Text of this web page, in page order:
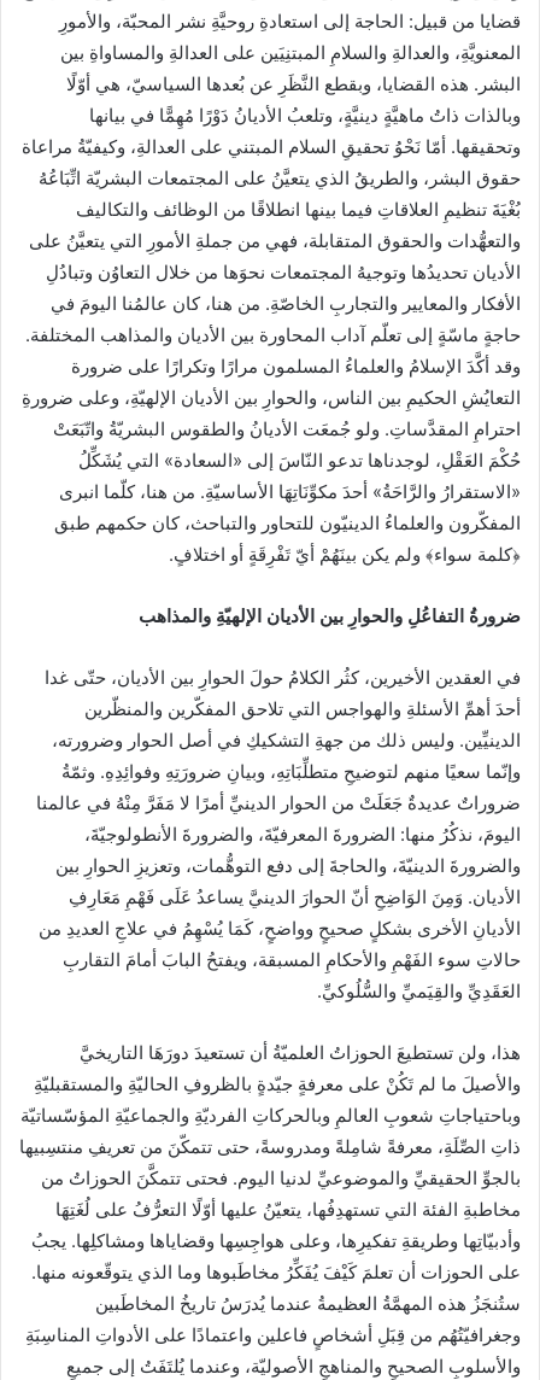
قضايا من قبيل: الحاجة إلى استعادةِ روحيَّةِ نشر المحبّة، والأمورِ
المعنويَّةِ، والعدالةِ والسلامِ المبتنِيَين على العدالةِ والمساواةِ بين
البشر. هذه القضايا، وبقطع النَّظَرِ عن بُعدها السياسيّ، هي أوّلًا
وبالذات ذاتُ ماهيَّةٍ دينيَّةٍ، وتلعبُ الأديانُ دَوْرًا مُهِمًّا في بيانها
وتحقيقها. أمّا نَحْوُ تحقيقِ السلام المبتني على العدالةِ، وكيفيّةُ مراعاة
حقوق البشر، والطريقُ الذي يتعيَّنُ على المجتمعات البشريّة اتِّبَاعُهُ
بُغْيَةَ تنظيمِ العلاقاتِ فيما بينها انطلاقًا من الوظائف والتكاليف
والتعهُّدات والحقوق المتقابلة، فهي من جملةِ الأمورِ التي يتعيَّنُ على
الأديان تحديدُها وتوجيهُ المجتمعات نحوَها من خلال التعاوُن وتبادُلِ
الأفكار والمعايير والتجاربِ الخاصّةِ. من هنا، كان عالمُنا اليومَ في
حاجةٍ ماسّةٍ إلى تعلّم آداب المحاورة بين الأديان والمذاهب المختلفة.
وقد أكَّدَ الإسلامُ والعلماءُ المسلمون مرارًا وتكرارًا على ضرورة
التعايُشِ الحكيمِ بين الناس، والحوارِ بين الأديان الإلهيّةِ، وعلى ضرورةِ
احترامِ المقدَّساتِ. ولو جُمعَت الأديانُ والطقوس البشريّةُ واتّبَعَتْ
حُكْمَ العَقْلِ، لوجدناها تدعو النّاسَ إلى «السعادة» التي يُشَكِّلُ
«الاستقرارُ والرَّاحَةُ» أحدَ مكوِّنَاتِهَا الأساسيّةِ. من هنا، كلّما انبرى
المفكّرون والعلماءُ الدينيّون للتحاور والتباحث، كان حكمهم طبق
﴿كلمة سواء﴾ ولم يكن بينَهُمْ أيّ تَفْرِقَةٍ أو اختلافٍ.
ضرورةُ التفاعُلِ والحوارِ بين الأديان الإلهيّةِ والمذاهب
في العقدين الأخيرين، كثُر الكلامُ حولَ الحوارِ بين الأديان، حتّى غدا
أحدَ أهمِّ الأسئلةِ والهواجس التي تلاحق المفكّرين والمنظّرين
الدينيِّين. وليس ذلك من جهةِ التشكيكِ في أصل الحوار وضرورته،
وإنّما سعيًا منهم لتوضيحِ متطلِّبَاتِهِ، وبيانِ ضرورَتِهِ وفوائِدِهِ. وثمّةُ
ضروراتٌ عديدةٌ جَعَلَتْ من الحوار الدينيِّ أمرًا لا مَفَرَّ مِنْهُ في عالمنا
اليومَ، نذكُرُ منها: الضرورةَ المعرفيّةَ، والضرورةَ الأنطولوجيّةَ،
والضرورةَ الدينيّةَ، والحاجةَ إلى دفع التوهُّمات، وتعزيزِ الحوارِ بين
الأديان. وَمِنَ الوَاضِحِ أنّ الحوارَ الدينيَّ يساعدُ عَلَى فَهْمِ مَعَارِفِ
الأديانِ الأخرى بشكلٍ صحيحٍ وواضحٍ، كَمَا يُسْهِمُ في علاجِ العديدِ من
حالاتِ سوء الفَهْمِ والأحكامِ المسبقة، ويفتحُ البابَ أمامَ التقاربِ
العَقَدِيِّ والقِيَميِّ والسُّلُوكيِّ.
هذا، ولن تستطيعَ الحوزاتُ العلميّةُ أن تستعيدَ دورَهَا التاريخيَّ
والأصيلَ ما لم تَكُنْ على معرفةٍ جيّدةٍ بالظروفِ الحاليّةِ والمستقبليّةِ
وباحتياجاتِ شعوبِ العالمِ وبالحركاتِ الفرديّةِ والجماعيّةِ المؤسّساتيّة
ذاتِ الصِّلَةِ، معرفةً شامِلةً ومدروسةً، حتى تتمكّنَ من تعريفِ منتسِبيها
بالجوِّ الحقيقيِّ والموضوعيِّ لدنيا اليوم. فحتى تتمكَّنَ الحوزاتُ من
مخاطبةِ الفئة التي تستهدِفُها، يتعيّنُ عليها أوّلًا التعرُّفُ على لُغَتِهَا
وأدبيّاتِها وطريقةِ تفكيرِها، وعلى هواجِسِها وقضاياها ومشاكلِها. يجبُ
على الحوزات أن تعلمَ كَيْفَ يُفَكِّرُ مخاطَبوها وما الذي يتوقّعونه منها.
ستُنجَزُ هذه المهمَّةُ العظيمةُ عندما يُدرَسُ تاريخُ المخاطَبين
وجغرافيّتُهُم من قِبَلِ أشخاصٍ فاعلين واعتمادًا على الأدواتِ المناسِبَةِ
والأسلوبِ الصحيحِ والمناهجِ الأصوليّة، وعندما يُلتَفَتُ إلى جميعِ